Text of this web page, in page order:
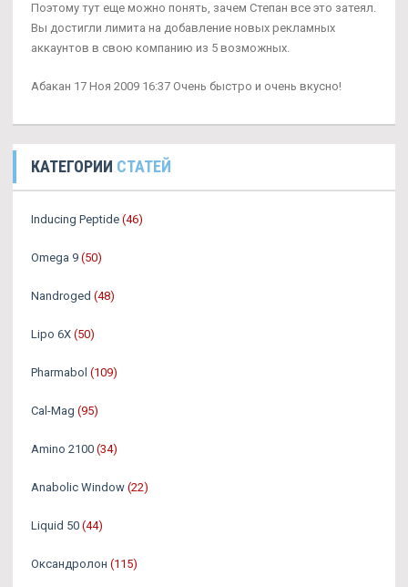
Поэтому тут еще можно понять, зачем Степан все это затеял.
Вы достигли лимита на добавление новых рекламных
аккаунтов в свою компанию из 5 возможных.
Абакан 17 Ноя 2009 16:37 Очень быстро и очень вкусно!
КАТЕГОРИИ СТАТЕЙ
Inducing Peptide (46)
Omega 9 (50)
Nandroged (48)
Lipo 6X (50)
Pharmabol (109)
Cal-Mag (95)
Amino 2100 (34)
Anabolic Window (22)
Liquid 50 (44)
Оксандролон (115)